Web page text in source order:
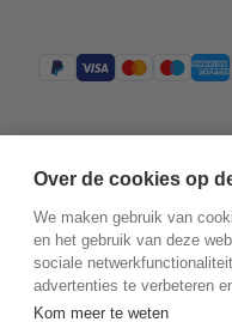
Over de cookies op
We maken gebruik van
en het gebruik van deze
sociale
advertenties te verbeteren
Kom meer te weten